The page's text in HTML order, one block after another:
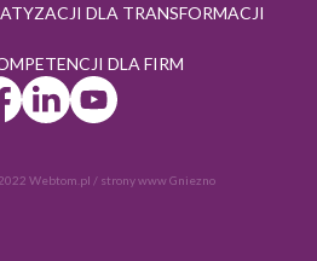
DLA TRANSFORMACJI
DLA FIRM
Webtom.pl / strony www Gniezno